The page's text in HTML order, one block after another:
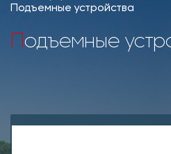
Подъемные устройства
Подъемные